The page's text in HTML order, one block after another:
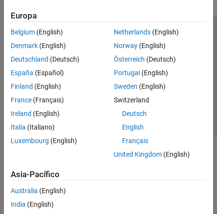
Europa
Belgium (English)
Denmark (English)
Deutschland (Deutsch)
España (Español)
Finland (English)
France (Français)
Ireland (English)
Italia (Italiano)
Luxembourg (English)
Netherlands(English)
Norway(English)
Österreich (Deutsch)
Portugal (English)
Sweden (English)
Switzerland
Deutsch
English
Français
United Kingdom(English)
Asia-Pacífico
Australia (English)
India (English)
Centro de confianza
Marcas comerciales
Política de privacidad
Antipiratería
Estado de las aplicaciones
Información de contacto
© 1994-2026 The MathWorks, Inc.